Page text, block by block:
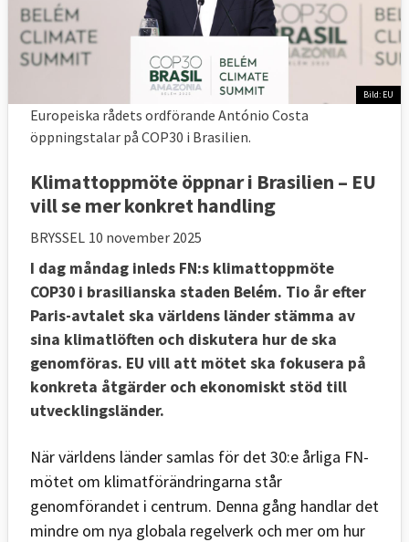
Bild: EU
Europeiska rådets ordförande António Costa
öppningstalar på COP30 i Brasilien.
Klimattoppmöte öppnar i Brasilien – EU
vill se mer konkret handling
BRYSSEL 10 november 2025
I dag måndag inleds FN:s klimattoppmöte
COP30 i brasilianska staden Belém. Tio år efter
Paris-avtalet ska världens länder stämma av
sina klimatlöften och diskutera hur de ska
genomföras. EU vill att mötet ska fokusera på
konkreta åtgärder och ekonomiskt stöd till
utvecklingsländer.
När världens länder samlas för det 30:e årliga FN-
mötet om klimatförändringarna står
genomförandet i centrum. Denna gång handlar det
mindre om nya globala regelverk och mer om hur